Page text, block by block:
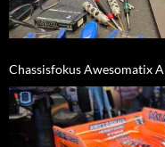
Chassisfokus Awesomatix